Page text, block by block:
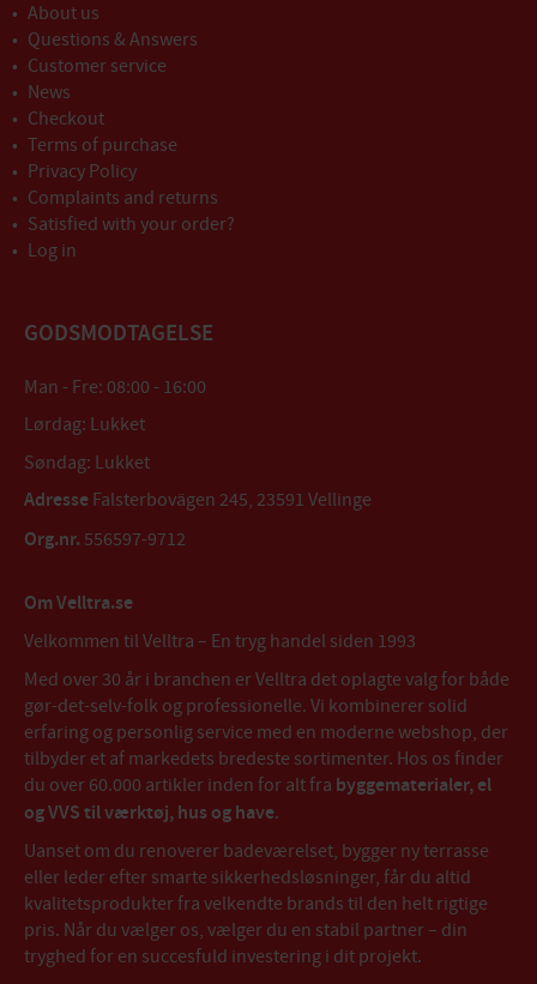
About us
Questions & Answers
Customer service
News
Checkout
Terms of purchase
Privacy Policy
Complaints and returns
Satisfied with your order?
Log in
GODSMODTAGELSE
Man - Fre: 08:00 - 16:00
Lørdag: Lukket
Søndag: Lukket
Adresse Falsterbovägen 245, 23591 Vellinge
Org.nr. 556597-9712
Om Velltra.se
Velkommen til Velltra – En tryg handel siden 1993
Med over 30 år i branchen er Velltra det oplagte valg for både
gør-det-selv-folk og professionelle. Vi kombinerer solid
erfaring og personlig service med en moderne webshop, der
tilbyder et af markedets bredeste sortimenter. Hos os finder
du over 60.000 artikler inden for alt fra byggematerialer, el
og VVS til værktøj, hus og have.
Uanset om du renoverer badeværelset, bygger ny terrasse
eller leder efter smarte sikkerhedsløsninger, får du altid
kvalitetsprodukter fra velkendte brands til den helt rigtige
pris. Når du vælger os, vælger du en stabil partner – din
tryghed for en succesfuld investering i dit projekt.